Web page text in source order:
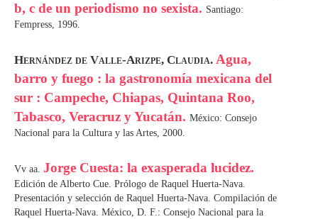
b, c de un periodismo no sexista. Santiago:
Fempress, 1996.
Hernández de Valle-Arizpe, Claudia. Agua,
barro y fuego : la gastronomía mexicana del
sur : Campeche, Chiapas, Quintana Roo,
Tabasco, Veracruz y Yucatán. México: Consejo
Nacional para la Cultura y las Artes, 2000.
Vv aa. Jorge Cuesta: la exasperada lucidez.
Edición de Alberto Cue. Prólogo de Raquel Huerta-Nava.
Presentación y selección de Raquel Huerta-Nava. Compilación de
Raquel Huerta-Nava. México, D. F.: Consejo Nacional para la